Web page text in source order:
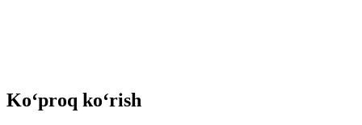
Ko‘proq ko‘rish